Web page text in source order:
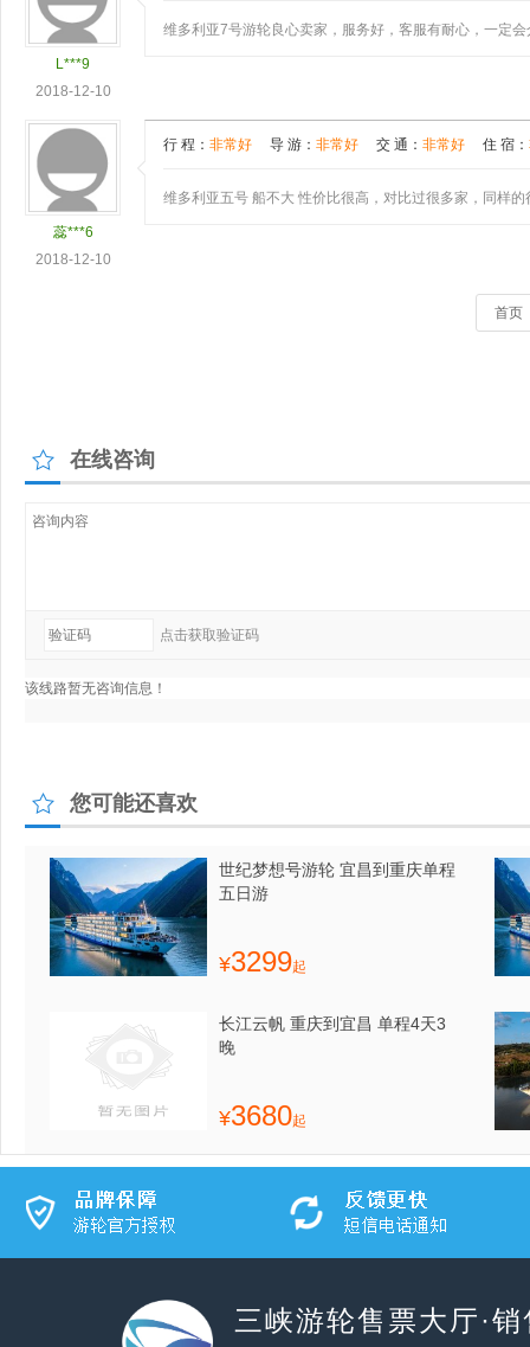
在线咨询
您可能还喜欢
世纪梦想号游轮 宜昌到重庆单程
五日游
¥3299起
长江云帆 重庆到宜昌 单程4天3
晚
¥3680起
三峡游轮售票大厅·